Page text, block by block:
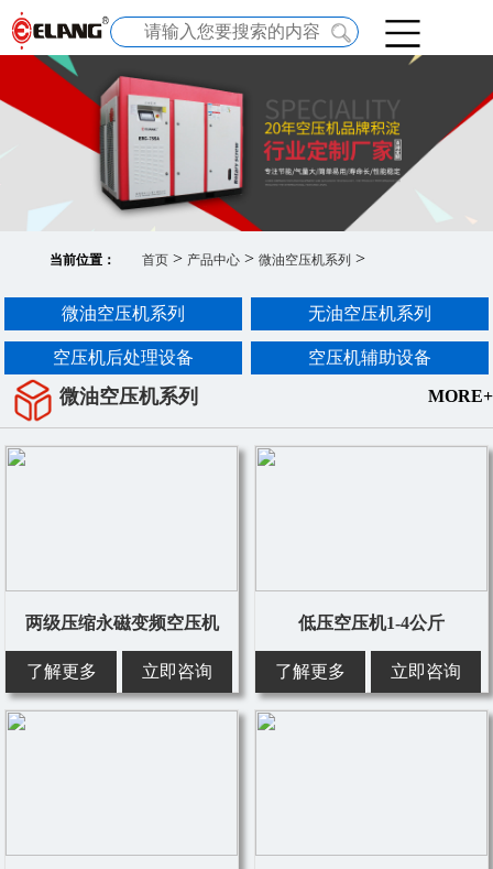
当前位置： 首页> 产品中心> 微油空压机系列>
微油空压机系列 无油空压机系列
空压机后处理设备 空压机辅助设备
微油空压机系列 MORE+
两级压缩永磁变频空压机
了解更多 立即咨询
低压空压机1-4公斤
了解更多 立即咨询